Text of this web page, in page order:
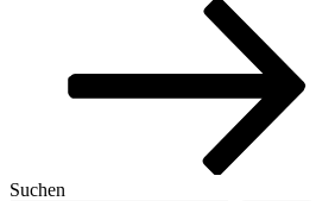
Suchen